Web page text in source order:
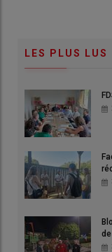
LES PLUS LUS